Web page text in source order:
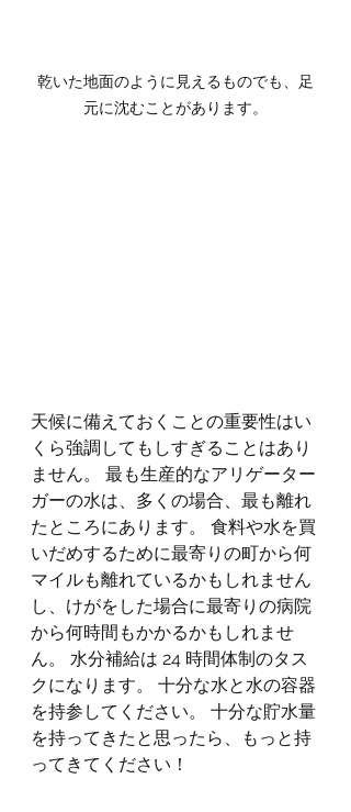
乾いた地面のように見えるものでも、足
元に沈むことがあります。
天候に備えておくことの重要性はい
くら強調してもしすぎることはあり
ません。 最も生産的なアリゲーター
ガーの水は、多くの場合、最も離れ
たところにあります。 食料や水を買
いだめするために最寄りの町から何
マイルも離れているかもしれません
し、けがをした場合に最寄りの病院
から何時間もかかるかもしれませ
ん。 水分補給は 24 時間体制のタス
クになります。 十分な水と水の容器
を持参してください。 十分な貯水量
を持ってきたと思ったら、もっと持
ってきてください！